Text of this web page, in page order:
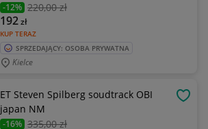
-12% 220,00 zł
KUP TERAZ
192zł
SPRZEDAJĄCY: OSOBA PRYWATNA
Kielce
ET Steven Spilberg soudtrack OBI
japan NM
-16% 335,00 zł